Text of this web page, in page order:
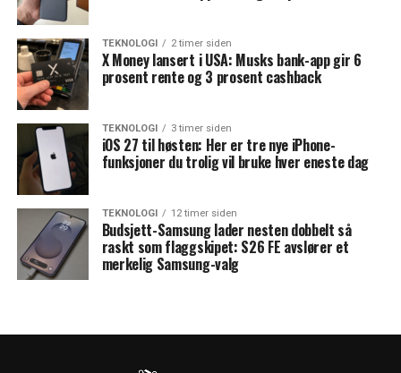
TEKNOLOGI 2 timer siden
X Money lansert i USA: Musks bank-app gir 6
prosent rente og 3 prosent cashback
TEKNOLOGI 3 timer siden
iOS 27 til høsten: Her er tre nye iPhone-
funksjoner du trolig vil bruke hver eneste dag
TEKNOLOGI 12 timer siden
Budsjett-Samsung lader nesten dobbelt så
raskt som flaggskipet: S26 FE avslører et
merkelig Samsung-valg